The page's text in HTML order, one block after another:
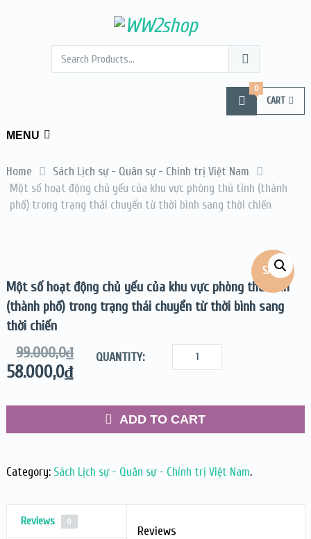
CART
0
MENU
Home
Sách Lịch sự - Quân sự - Chính trị Việt Nam
Một số hoạt động chủ yếu của khu vực phòng thủ tỉnh (thành
phố) trong trạng thái chuyển từ thời bình sang thời chiến
SALE!
Một số hoạt động chủ yếu của khu vực phòng thủ tỉnh
(thành phố) trong trạng thái chuyển từ thời bình sang
thời chiến
99.000,0₫
58.000,0₫
QUANTITY:
ADD TO CART
Category: Sách Lịch sự - Quân sự - Chính trị Việt Nam.
Reviews 0
Reviews